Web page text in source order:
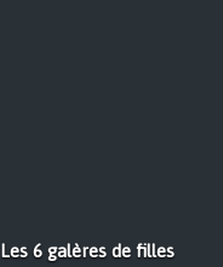
Les 6 galères de filles